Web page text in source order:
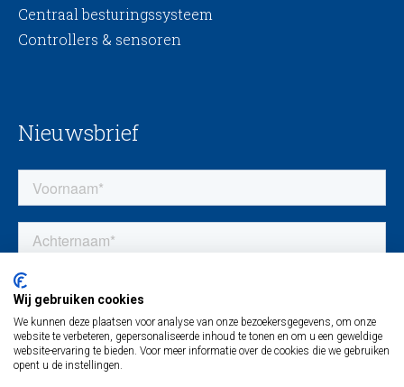
Centraal besturingssysteem
Controllers & sensoren
Nieuwsbrief
Wij gebruiken cookies
We kunnen deze plaatsen voor analyse van onze bezoekersgegevens, om onze
website te verbeteren, gepersonaliseerde inhoud te tonen en om u een geweldige
website-ervaring te bieden. Voor meer informatie over de cookies die we gebruiken
opent u de instellingen.